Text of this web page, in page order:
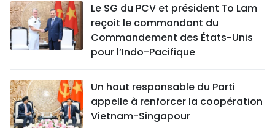
Le SG du PCV et président To Lam
reçoit le commandant du
Commandement des États-Unis
pour l’Indo-Pacifique
Un haut responsable du Parti
appelle à renforcer la coopération
Vietnam-Singapour